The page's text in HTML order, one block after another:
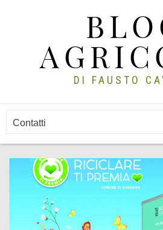
DI FAUSTO